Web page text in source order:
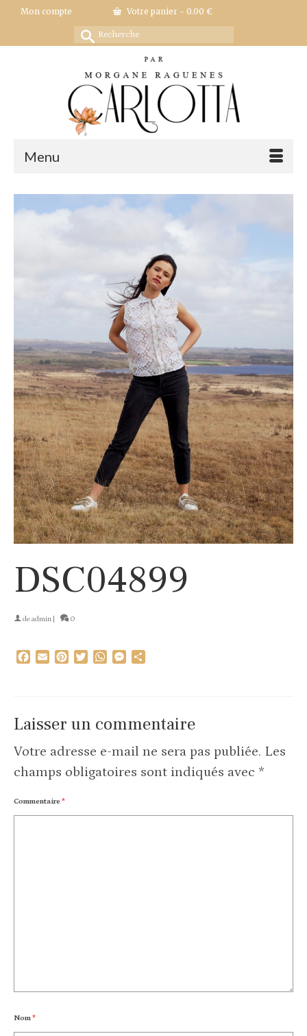
Mon compte Votre panier - 0.00 €
Rechercher :
Menu
DSC04899
deadmin 0
Facebook
EmailPinterestTwitterWhatsAppMessenger
Laisser un commentaire
Votre adresse e-mail ne sera pas publiée. Les
champs obligatoires sont indiqués avec *
Commentaire *
Nom*